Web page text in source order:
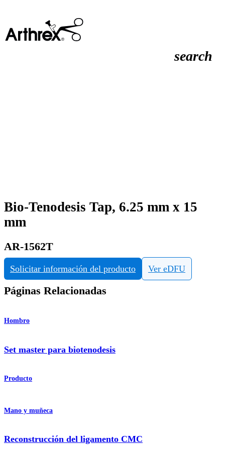
search
Bio-Tenodesis Tap, 6.25 mm x 15
mm
AR-1562T
Solicitar información del producto Ver eDFU
Páginas Relacionadas
Hombro
Set master para biotenodesis
Producto
Mano y muñeca
Reconstrucción del ligamento CMC